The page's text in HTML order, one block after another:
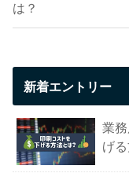
は？
新着エントリー
業
げ